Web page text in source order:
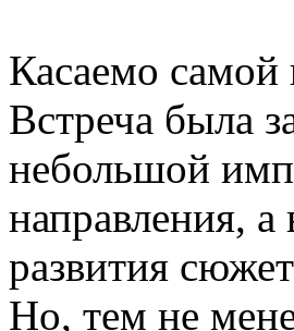
Касаемо самой
Встреча была
небольшой
направления,
развития
Но, тем не